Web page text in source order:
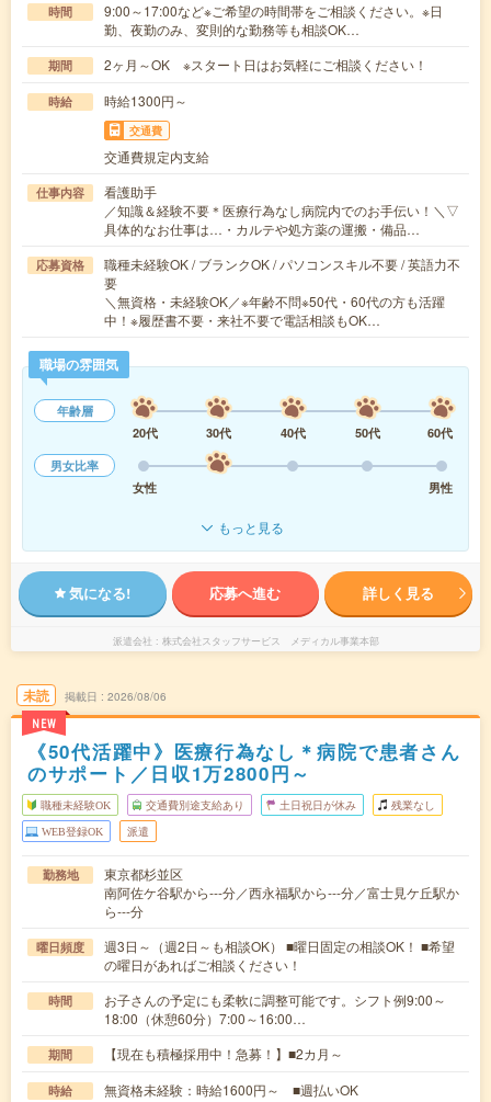
時間
9:00～17:00など※ご希望の時間帯をご相談ください。※日
勤、夜勤のみ、変則的な勤務等も相談OK…
期間 2ヶ月～OK ※スタート日はお気軽にご相談ください！
時給 時給1300円～
交通費
交通費規定内支給
仕事内容
看護助手
／知識＆経験不要＊医療行為なし病院内でのお手伝い！＼▽
具体的なお仕事は…・カルテや処方薬の運搬・備品…
応募資格
職種未経験OK / ブランクOK / パソコンスキル不要 / 英語力不
要
＼無資格・未経験OK／※年齢不問※50代・60代の方も活躍
中！※履歴書不要・来社不要で電話相談もOK…
職場の雰囲気
年齢層
20代
30代 40代 50代
60代
男女比率
女性
男性
もっと見る
気になる! 応募へ進む 詳しく見る
派遣会社 株式会社スタッフサービス メディカル事業本部
未読
NEW
掲載日 2026/08/06
《50代活躍中》医療行為なし＊病院で患者さん
のサポート／日収1万2800円～
職種未経験OK 交通費別途支給あり 土日祝日が休み 残業なし
WEB登録OK 派遣
勤務地
東京都杉並区
南阿佐ケ谷駅から---分／西永福駅から---分／富士見ケ丘駅か
ら---分
曜日頻度
週3日～（週2日～も相談OK） ■曜日固定の相談OK！ ■希望
の曜日があればご相談ください！
時間
お子さんの予定にも柔軟に調整可能です。シフト例9:00～
18:00（休憩60分）7:00～16:00…
期間 【現在も積極採用中！急募！】■2カ月～
時給 無資格未経験：時給1600円～ ■週払いOK